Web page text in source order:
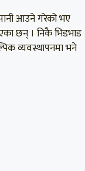
आउने गरेको भए
छन् । निकै भिडभाड
व्यवस्थापनमा भने